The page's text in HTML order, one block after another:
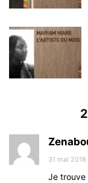
31 mai
Je trouve